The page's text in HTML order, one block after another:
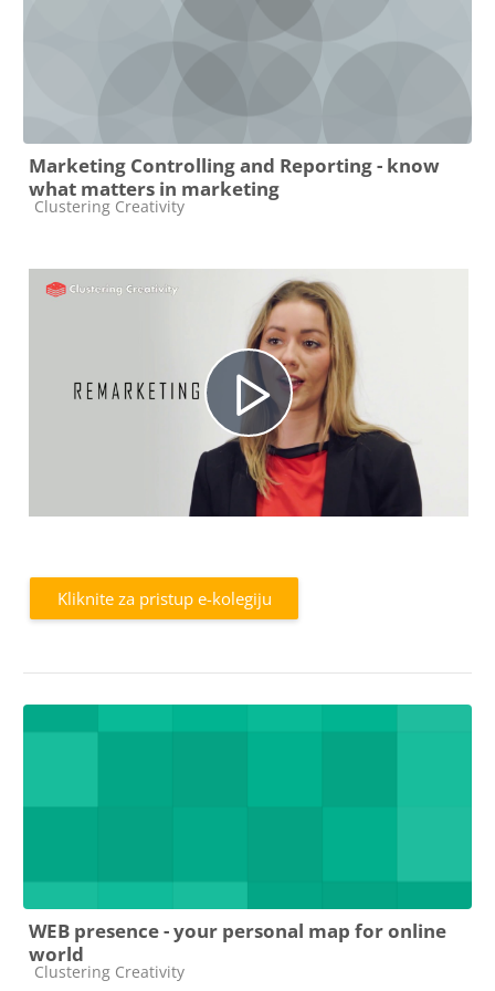
V
i
d
e
o
Marketing Controlling and Reporting - know
what matters in marketing
Kategorija e-kolegija
Clustering Creativity
P
l
a
y
Kliknite za pristup e-kolegiju
WEB presence - your personal map for online
world
Kategorija e-kolegija
Clustering Creativity